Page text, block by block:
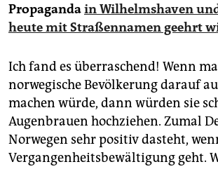
Propagandain Wilhelmshaven
heute mit Straßennamen geehrt
Ich fand es überraschend! Wenn
norwegische Bevölkerung darauf
machen würde, dann würden sie
Augenbrauen hochziehen. Zumal
Norwegen sehr positiv dasteht,
Vergangenheitsbewältigung geht.